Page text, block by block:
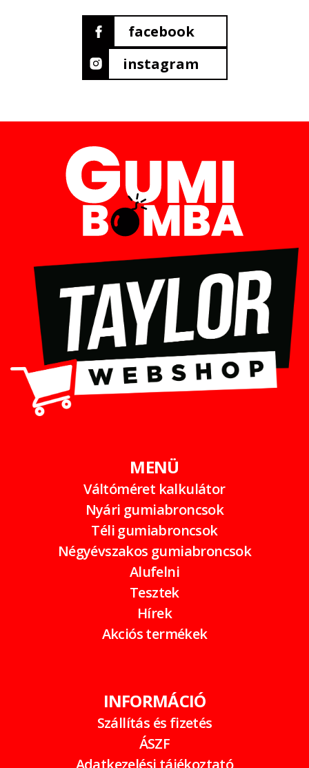
facebook
instagram
MENÜ
Váltóméret kalkulátor
Nyári gumiabroncsok
Téli gumiabroncsok
Négyévszakos gumiabroncsok
Alufelni
Tesztek
Hírek
Akciós termékek
INFORMÁCIÓ
Szállítás és fizetés
ÁSZF